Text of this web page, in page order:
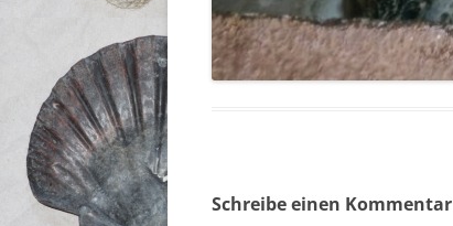
Schreibe einen Kommentar